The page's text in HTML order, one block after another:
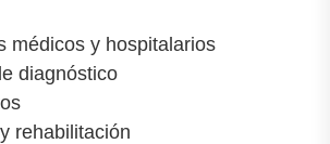
médicos y hospitalarios
diagnóstico
rehabilitación